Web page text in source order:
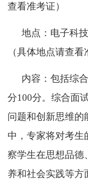
查看准考证）
地点：电子科
（具体地点请查看
内容：包括综
分100分。综合面
问题和创新思维的
中，专家将对考生
察学生在思想品德
养和社会实践等方